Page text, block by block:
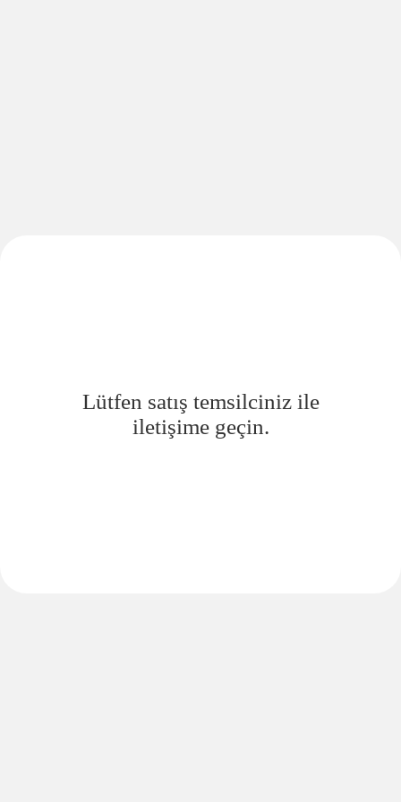
Lütfen satış temsilciniz ile
iletişime geçin.